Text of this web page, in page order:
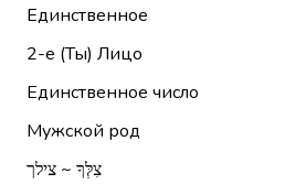
Единственное
2-е (Ты) Лицо
Единственное число
Мужской род
צִלְּךָ ~ צילך